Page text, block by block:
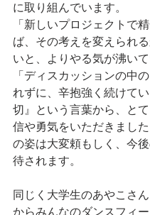
に取り組んでいます。
「新しいプロジェクトで
ば、その考えを変えられ
いと、よりやる気が沸いて
「ディスカッションの中
れずに、辛抱強く続けて
切』という言葉から、と
信や勇気をいただきまし
の姿は大変頼もしく、今
待されます。
同じく大学生のあやこさ